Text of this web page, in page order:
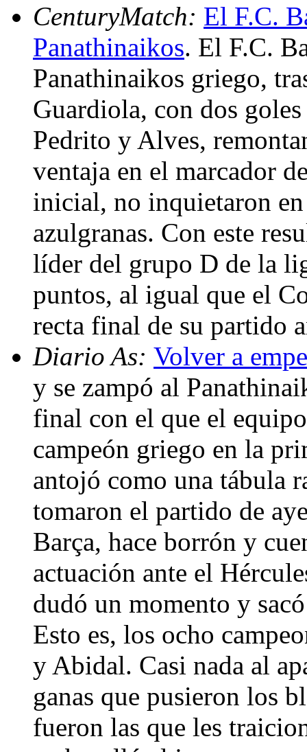
CenturyMatch: El F.C.
Panathinaikos. El F.C.
Panathinaikos griego,
Guardiola, con dos
Pedrito y Alves,
ventaja en el marcador
inicial, no inquietaron
azulgranas. Con este
líder del grupo D de la
puntos, al igual que el
recta final de su partido
Diario As: Volver a
y se zampó al
final con el que el
campeón griego en la
antojó como una tábula
tomaron el partido de
Barça, hace borrón y
actuación ante el
dudó un momento y
Esto es, los ocho
y Abidal. Casi nada al
ganas que pusieron los
fueron las que les